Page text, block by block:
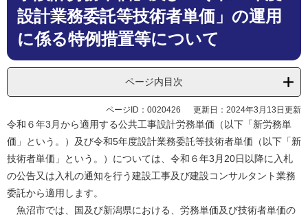
設計業務委託等技術者単価」の運用
に係る特例措置等について
ページ内目次
ページID：0020426 更新日：2024年3月13日更新
令和６年3月から適用する公共工事設計労務単価（以下「新労務単
価」という。）及び令和5年度設計業務委託等技術者単価（以下「新
技術者単価」という。）については、令和６年3月20日以降に入札
の公告又は入札の通知を行う建設工事及び建設コンサルタント業務
委託から適用します。
魚沼市では、国及び新潟県における、労務単価及び技術者単価の